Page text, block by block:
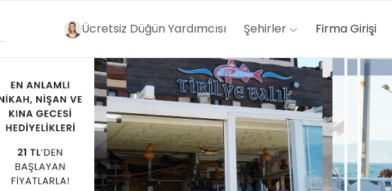
Ücretsiz Düğün Yardımcısı Şehirler Firma Girişi